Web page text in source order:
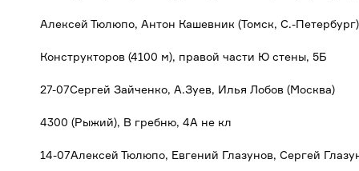
Алексей Тюлюпо, Антон Кашевник (Томск, С.-Петербург)
Конструкторов (4100 м), правой части Ю стены, 5Б
27-07Сергей Зайченко, А.Зуев, Илья Лобов (Москва)
4300 (Рыжий), В гребню, 4А не кл
14-07Алексей Тюлюпо, Евгений Глазунов, Сергей